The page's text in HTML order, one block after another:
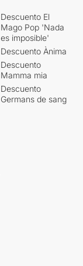
Descuento El
Mago Pop 'Nada
es imposible'
Descuento Ànima
Descuento
Mamma mia
Descuento
Germans de sang